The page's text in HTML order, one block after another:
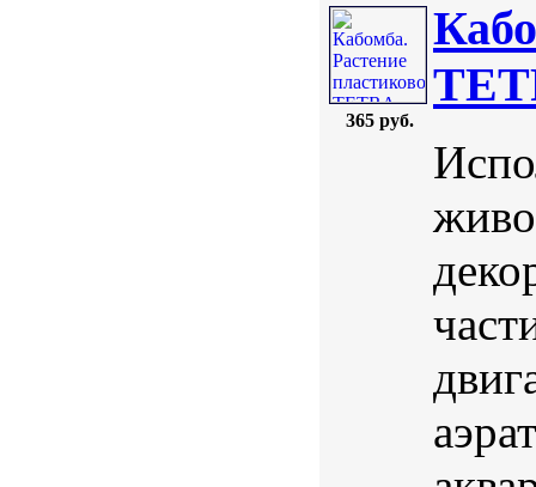
365 руб.